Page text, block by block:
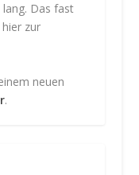
lang. Das fast
zur
neuen
.